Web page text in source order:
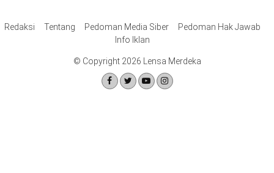
Redaksi Tentang Pedoman Media Siber
Pedoman Hak Jawab
Info Iklan
© Copyright 2026 Lensa Merdeka